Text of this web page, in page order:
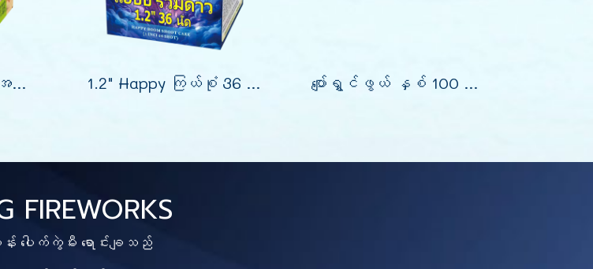
မီးရှူးမီးပန်း 9 ချက် အမြင့် 4 လက်မ (0.8) 1.2" Happy ကြယ်စုံ 36 ချက် (9") ပျော်ရွှင်ဖွယ် နှစ် 100 ပွဲစဉ် All-Star ပြန်လည်ဆုံဆည်းမှု
FIREWORKS
း ပေါက်ကွဲမီး ရောင်းချသည်